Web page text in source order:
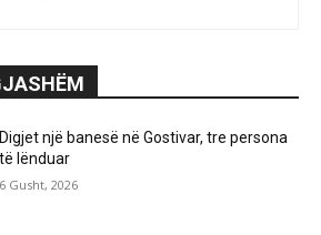
Digjet një banesë në Gostivar, tre persona
të lënduar
6 Gusht, 2026